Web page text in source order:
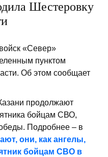
Шестеровку
«Север»
пунктом
Об этом сообщает
продолжают
бойцам СВО,
Подробнее – в
они, как ангелы,
бойцам СВО в